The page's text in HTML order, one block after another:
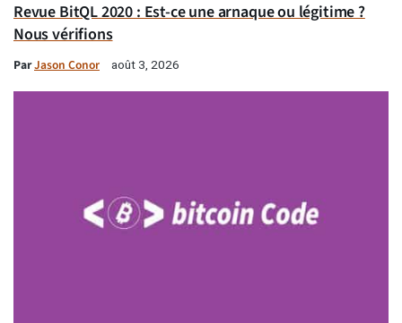
Revue BitQL 2020 : Est-ce une arnaque ou légitime ?
Nous vérifions
ParJason Conor août 3, 2026